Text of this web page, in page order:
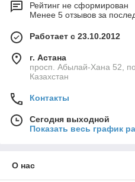
Рейтинг не сформирован
Менее 5 отзывов за
Работает с 23.10.2012
г. Астана
просп. Абылай-Хана 52,
Казахстан
Контакты
Сегодня выходной
Показать весь график
О нас